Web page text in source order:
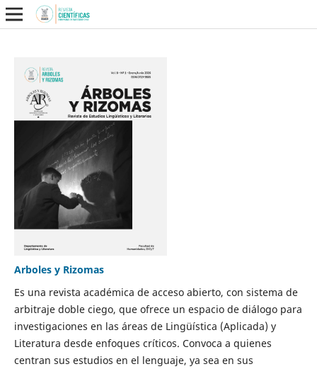
Arboles y Rizomas
Es una revista académica de acceso abierto, con sistema de
arbitraje doble ciego, que ofrece un espacio de diálogo para
investigaciones en las áreas de Lingüística (Aplicada) y
Literatura desde enfoques críticos. Convoca a quienes
centran sus estudios en el lenguaje, ya sea en sus